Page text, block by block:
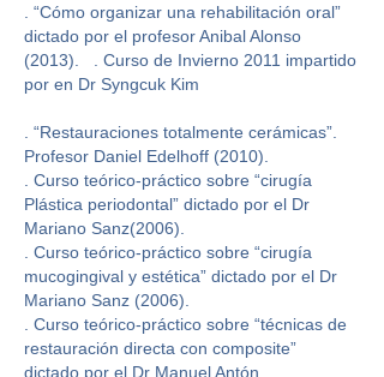
. “Cómo organizar una rehabilitación oral”
dictado por el profesor Anibal Alonso
(2013). . Curso de Invierno 2011 impartido
por en Dr Syngcuk Kim
. “Restauraciones totalmente cerámicas”.
Profesor Daniel Edelhoff (2010).
. Curso teórico-práctico sobre “cirugía
Plástica periodontal” dictado por el Dr
Mariano Sanz(2006).
. Curso teórico-práctico sobre “cirugía
mucogingival y estética” dictado por el Dr
Mariano Sanz (2006).
. Curso teórico-práctico sobre “técnicas de
restauración directa con composite”
dictado por el Dr Manuel Antón